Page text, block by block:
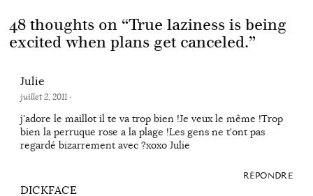
48 thoughts on “True laziness is being
excited when plans get canceled.”
Julie
juillet 2, 2011·
j'adore le maillot il te va trop bien !Je veux le même !Trop
bien la perruque rose a la plage !Les gens ne t'ont pas
regardé bizarrement avec ?xoxo Julie
RÉPONDRE
DICKFACE